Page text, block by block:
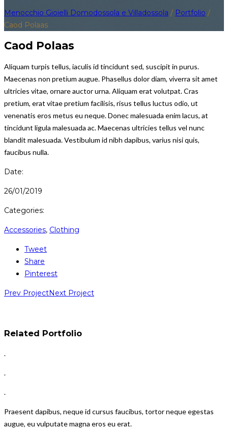
Menocchio Gioielli Domodossola e Villadossola / Portfolio /
Caod Polaas
Caod Polaas
Aliquam turpis tellus, iaculis id tincidunt sed, suscipit in purus.
Maecenas non pretium augue. Phasellus dolor diam, viverra sit amet
ultricies vitae, ornare auctor urna. Aliquam erat volutpat. Cras
pretium, erat vitae pretium facilisis, risus tellus luctus odio, ut
venenatis eros metus eu neque. Donec malesuada enim lacus, at
tincidunt ligula malesuada ac. Maecenas ultricies tellus vel nunc
blandit malesuada. Vestibulum id nibh dapibus, varius nisi quis,
faucibus nulla.
Date:
26/01/2019
Categories:
Accessories, Clothing
Tweet
Share
Pinterest
Prev ProjectNext Project
Related Portfolio
.
.
.
Praesent dapibus, neque id cursus faucibus, tortor neque egestas
augue, eu vulputate magna eros eu erat.